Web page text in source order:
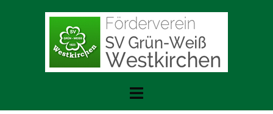
Toggle